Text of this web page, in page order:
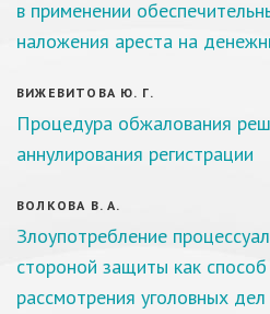
в применении
наложения ареста на
ВИЖЕВИТОВА Ю. Г.
Процедура обжалования
аннулирования регистрации
ВОЛКОВА В. А.
Злоупотребление
стороной защиты как способ
рассмотрения уголовных